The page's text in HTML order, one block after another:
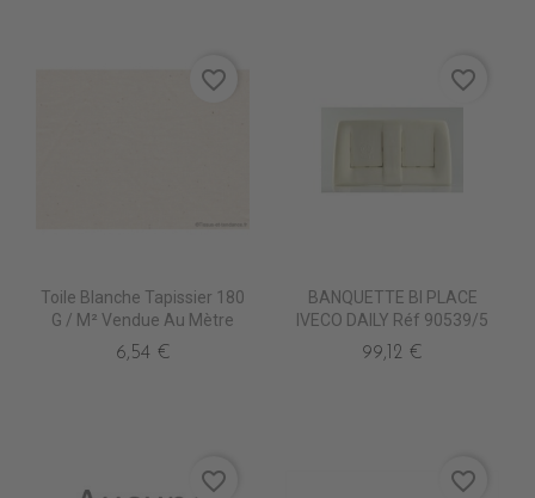
Toile Blanche Tapissier 180
G / M² Vendue Au Mètre
6,54 €
favorite_border
BANQUETTE BI PLACE
IVECO DAILY Réf 90539/5
99,12 €
favorite_border
favorite_border favorite_border